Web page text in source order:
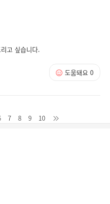
고 싶습니다.
도움돼요 0
7 8 9 10